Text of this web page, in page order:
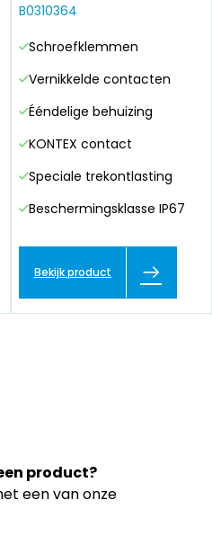
B0310364
Schroefklemmen
Vernikkelde contacten
Ééndelige behuizing
KONTEX contact
Speciale trekontlasting
Beschermingsklasse IP67
Bekijk product
product?
een van onze